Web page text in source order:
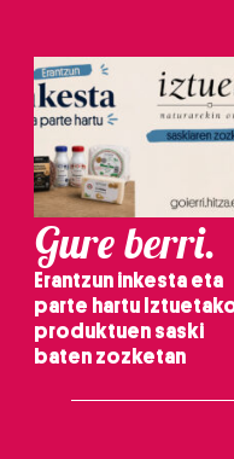
Gure berri.
Erantzun inkesta eta
parte hartu
produktuen saski
baten zozketan